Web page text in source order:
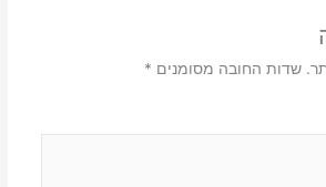
שדות החובה מסומנים *